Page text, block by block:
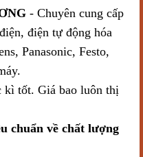
- Chuyên cung cấp
điện tự động hóa
Panasonic, Festo,
kì tốt. Giá bao luôn thị
chuẩn về chất lượng